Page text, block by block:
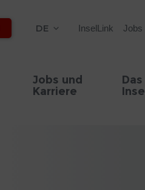
DE InselLink Jobs
Jobs und
Karriere
Das